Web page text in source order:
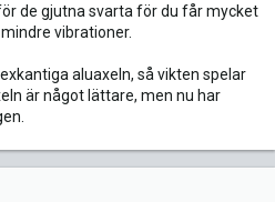
de gjutna svarta för du får mycket
vibrationer.
aluaxeln, så vikten spelar
är något lättare, men nu har